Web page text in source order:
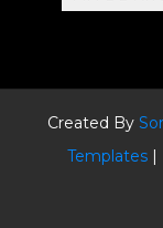
Created By
Templates |